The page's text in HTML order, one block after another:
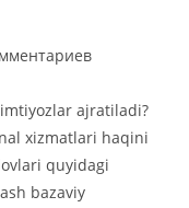
imtiyozlar ajratiladi?
xizmatlari haqini
quyidagi
bazaviy